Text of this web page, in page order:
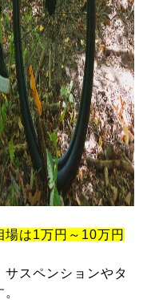
は1万円～10万円
スペンションやタ